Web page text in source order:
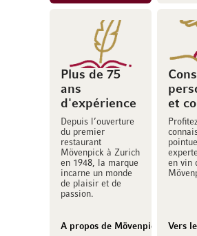
Plus de 75
ans
d'expérience
Depuis l’ouverture
du premier
restaurant
Mövenpick à Zurich
en 1948, la marque
incarne un monde
de plaisir et de
passion.
A propos de Mövenpick Vins
et
en vin
Vers